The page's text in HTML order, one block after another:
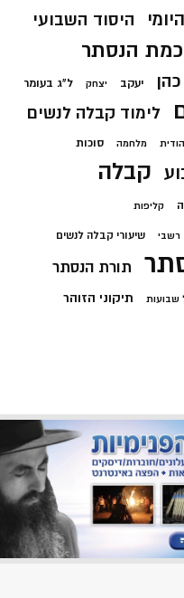
היסוד השבועי
הנסתר
כהן יעקב יצחק ל"ג בעומר
לימוד קבלה לנשים
מלחמה סוכות
קבלה
קליפות
רשבי שיעורי קבלה לנשים
תורת הנסתר
שבועות תיקוני הזוהר